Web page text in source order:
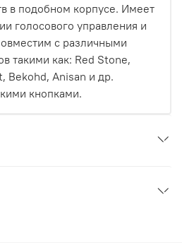
в подобном корпусе. Имеет
голосового управления и
с различными
такими как: Red Stone,
Bekohd, Anisan и др.
кнопками.